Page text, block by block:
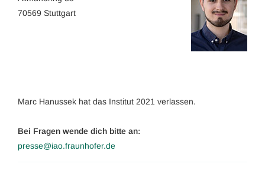
70569 Stuttgart
Marc Hanussek hat das Institut 2021 verlassen.
Bei Fragen wende dich bitte an:
presse@iao.fraunhofer.de